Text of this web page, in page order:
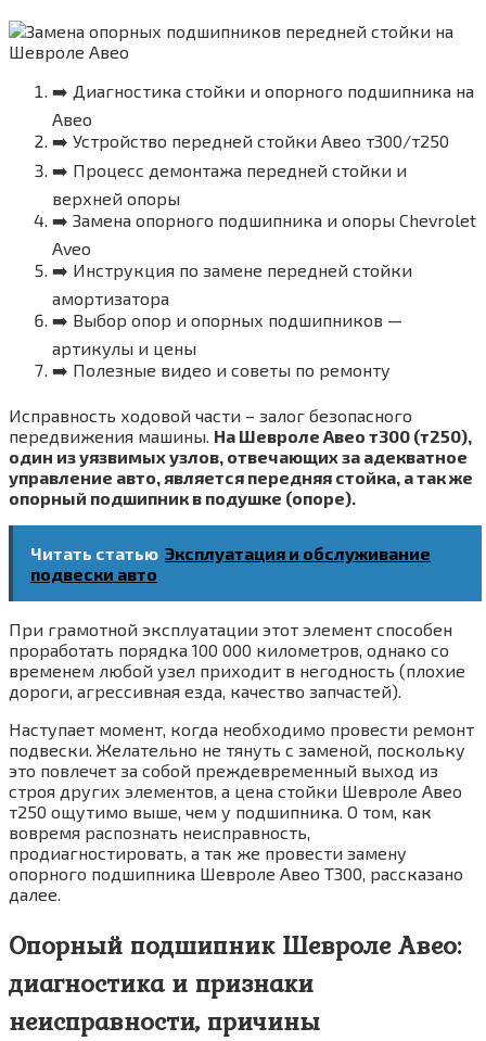
➡️ Диагностика стойки и опорного подшипника на
Авео
➡️ Устройство передней стойки Авео т300/т250
➡️ Процесс демонтажа передней стойки и
верхней опоры
➡️ Замена опорного подшипника и опоры Chevrolet
Aveo
➡️ Инструкция по замене передней стойки
амортизатора
➡️ Выбор опор и опорных подшипников —
артикулы и цены
➡️ Полезные видео и советы по ремонту
Исправность ходовой части – залог безопасного
передвижения машины. На Шевроле Авео т300 (т250),
один из уязвимых узлов, отвечающих за адекватное
управление авто, является передняя стойка, а так же
опорный подшипник в подушке (опоре).
Читать статью Эксплуатация и обслуживание
подвески авто
При грамотной эксплуатации этот элемент способен
проработать порядка 100 000 километров, однако со
временем любой узел приходит в негодность (плохие
дороги, агрессивная езда, качество запчастей).
Наступает момент, когда необходимо провести ремонт
подвески. Желательно не тянуть с заменой, поскольку
это повлечет за собой преждевременный выход из
строя других элементов, а цена стойки Шевроле Авео
т250 ощутимо выше, чем у подшипника. О том, как
вовремя распознать неисправность,
продиагностировать, а так же провести замену
опорного подшипника Шевроле Авео Т300, рассказано
далее.
Опорный подшипник Шевроле Авео:
диагностика и признаки
неисправности, причины